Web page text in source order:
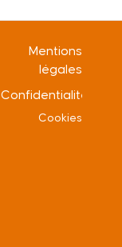
Mentions
légales
Confidentialité
Cookies